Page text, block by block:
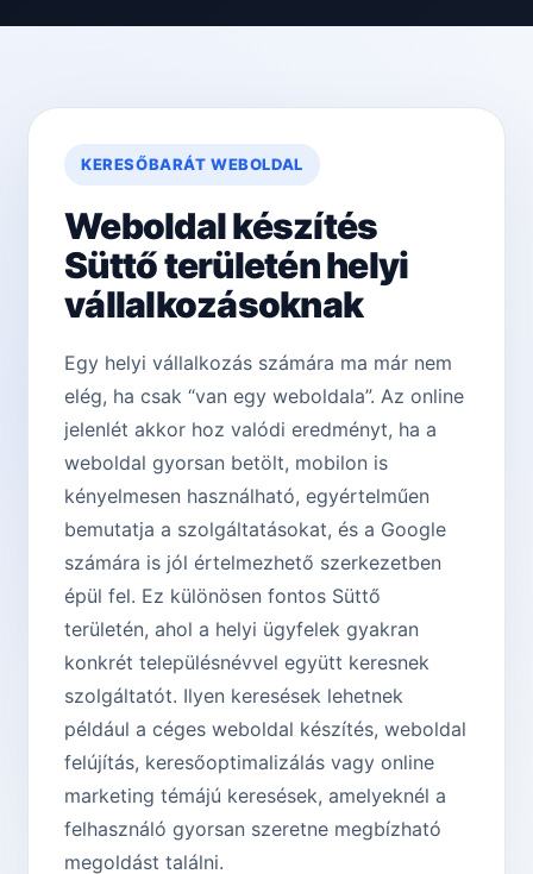
KERESŐBARÁT WEBOLDAL
Weboldal készítés
Süttő területén helyi
vállalkozásoknak
Egy helyi vállalkozás számára ma már nem
elég, ha csak “van egy weboldala”. Az online
jelenlét akkor hoz valódi eredményt, ha a
weboldal gyorsan betölt, mobilon is
kényelmesen használható, egyértelműen
bemutatja a szolgáltatásokat, és a Google
számára is jól értelmezhető szerkezetben
épül fel. Ez különösen fontos Süttő
területén, ahol a helyi ügyfelek gyakran
konkrét településnévvel együtt keresnek
szolgáltatót. Ilyen keresések lehetnek
például a céges weboldal készítés, weboldal
felújítás, keresőoptimalizálás vagy online
marketing témájú keresések, amelyeknél a
felhasználó gyorsan szeretne megbízható
megoldást találni.